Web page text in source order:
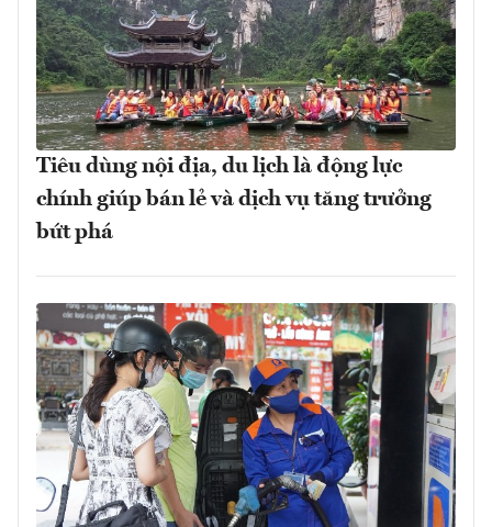
Tiêu dùng nội địa, du lịch là động lực
chính giúp bán lẻ và dịch vụ tăng trưởng
bứt phá